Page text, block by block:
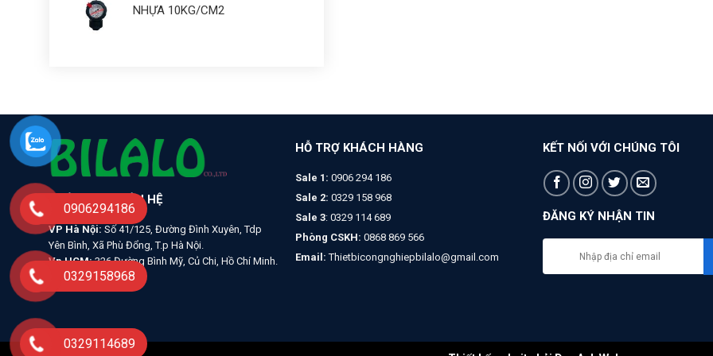
NHỰA 10KG/CM2
THÔNG TIN LIÊN HỆ
VP Hà Nội: Số 41/125, Đường Đình Xuyên, Tdp
Yên Bình, Xã Phù Đổng, T.p Hà Nội.
Vp HCM:326 Đường Bình Mỹ, Củ Chi, Hồ Chí Minh.
HỖ TRỢ KHÁCH HÀNG
Sale 1:0906 294 186
Sale 2: 0329 158 968
Sale 3: 0329 114 689
Phòng CSKH: 0868 869 566
Email: Thietbicongnghiepbilalo@gmail.com
KẾT NỐI VỚI CHÚNG TÔI
ĐĂNG KÝ NHẬN TIN
0906294186
0329158968
0329114689